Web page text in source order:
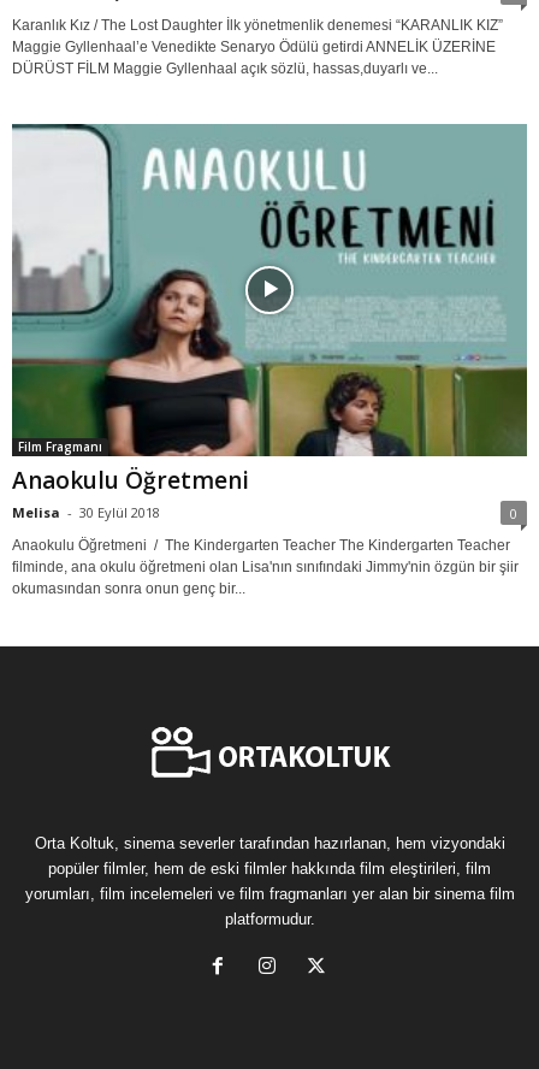
Karanlık Kız / The Lost Daughter İlk yönetmenlik denemesi “KARANLIK KIZ”
Maggie Gyllenhaal’e Venedikte Senaryo Ödülü getirdi ANNELİK ÜZERİNE
DÜRÜST FİLM Maggie Gyllenhaal açık sözlü, hassas,duyarlı ve...
Film Fragmanı
Anaokulu Öğretmeni
Melisa - 30 Eylül 2018 0
Anaokulu Öğretmeni / The Kindergarten Teacher The Kindergarten Teacher
filminde, ana okulu öğretmeni olan Lisa'nın sınıfındaki Jimmy'nin özgün bir şiir
okumasından sonra onun genç bir...
Orta Koltuk, sinema severler tarafından hazırlanan, hem vizyondaki
popüler filmler, hem de eski filmler hakkında film eleştirileri, film
yorumları, film incelemeleri ve film fragmanları yer alan bir sinema film
platformudur.